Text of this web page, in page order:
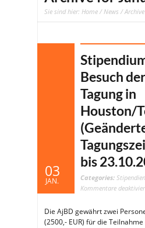
Sie sind hier: Home / News /
03
JAN.
Besuch
Tagung in
Houston/
bis
Categories:
Kommentare
Die AjBD gewährt zwei
(2500,- EUR) für die